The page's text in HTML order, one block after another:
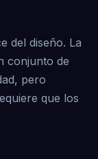
del diseño. La
conjunto de
pero
que los